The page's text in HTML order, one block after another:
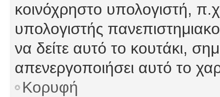
κοινόχρηστο υπολογιστή,
υπολογιστής
να δείτε αυτό το κουτάκι,
απενεργοποιήσει αυτό το
Κορυφή